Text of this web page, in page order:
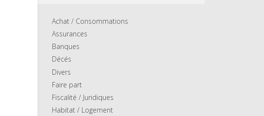
Achat / Consommations
Assurances
Banques
Décés
Divers
Faire part
Fiscalité / Juridiques
Habitat / Logement